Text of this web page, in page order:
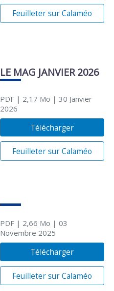
Feuilleter sur Calaméo
LE MAG JANVIER 2026
PDF| 2,17 Mo | 30 Janvier
2026
Télécharger
Feuilleter sur Calaméo
PDF| 2,66 Mo | 03
Novembre 2025
Télécharger
Feuilleter sur Calaméo